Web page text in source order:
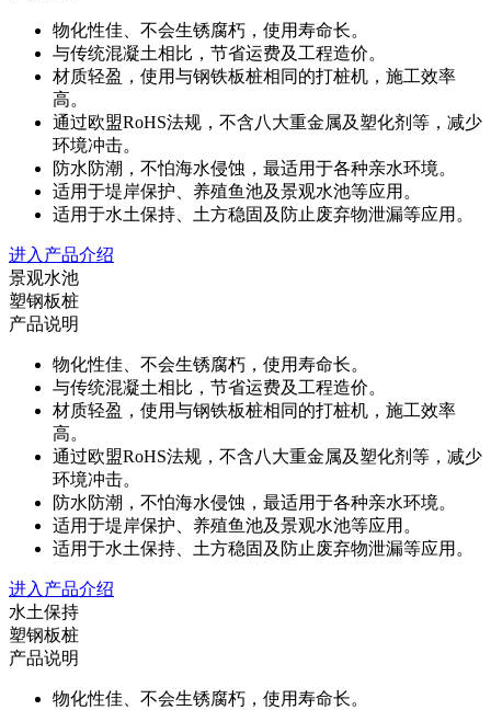
物化性佳、不会生锈腐朽，使用寿命长。
与传统混凝土相比，节省运费及工程造价。
材质轻盈，使用与钢铁板桩相同的打桩机，施工效率
高。
通过欧盟RoHS法规，不含八大重金属及塑化剂等，减少
环境冲击。
防水防潮，不怕海水侵蚀，最适用于各种亲水环境。
适用于堤岸保护、养殖鱼池及景观水池等应用。
适用于水土保持、土方稳固及防止废弃物泄漏等应用。
进入产品介绍
景观水池
塑钢板桩
产品说明
物化性佳、不会生锈腐朽，使用寿命长。
与传统混凝土相比，节省运费及工程造价。
材质轻盈，使用与钢铁板桩相同的打桩机，施工效率
高。
通过欧盟RoHS法规，不含八大重金属及塑化剂等，减少
环境冲击。
防水防潮，不怕海水侵蚀，最适用于各种亲水环境。
适用于堤岸保护、养殖鱼池及景观水池等应用。
适用于水土保持、土方稳固及防止废弃物泄漏等应用。
进入产品介绍
水土保持
塑钢板桩
产品说明
物化性佳、不会生锈腐朽，使用寿命长。